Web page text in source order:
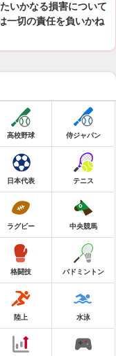
いかなる損害について
一切の責任を負いかね
高校野球 侍ジャパン
日本代表 テニス
ラグビー 中央競馬
格闘技 バドミントン
陸上 水泳